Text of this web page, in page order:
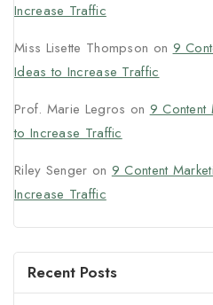
Increase Traffic
Miss Lisette Thompson on 9
Ideas to Increase Traffic
Prof. Marie Legros on 9 Content
to Increase Traffic
Riley Senger on 9 Content
Increase Traffic
Recent Posts